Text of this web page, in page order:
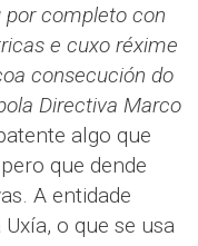
por completo con
e cuxo réxime
consecución do
Directiva Marco
algo que
que dende
A entidade
o que se usa